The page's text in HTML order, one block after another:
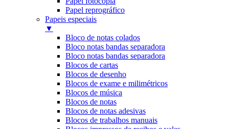
Papel reprográfico
Papeis especiais
▼
Bloco de notas colados
Bloco notas bandas separadora
Bloco notas bandas separadora
Blocos de cartas
Blocos de desenho
Blocos de exame e milimétricos
Blocos de música
Blocos de notas
Blocos de notas adesivas
Blocos de trabalhos manuais